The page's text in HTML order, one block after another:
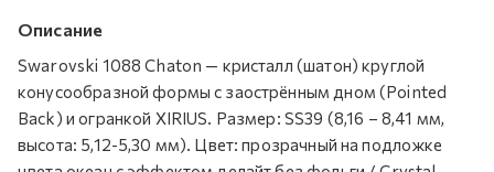
Описание
Swarovski 1088 Chaton — кристалл (шатон) круглой
конусообразной формы с заострённым дном (Pointed
Back) и огранкой XIRIUS. Размер: SS39 (8,16 – 8,41 мм,
высота: 5,12-5,30 мм). Цвет: прозрачный на подложке